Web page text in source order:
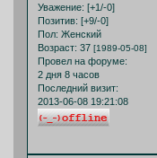
Уважение: [+1/-0]
Позитив: [+9/-0]
Пол: Женский
Возраст: 37 [1989-05-08]
Провел на форуме:
2 дня 8 часов
Последний визит:
2013-06-08 19:21:08